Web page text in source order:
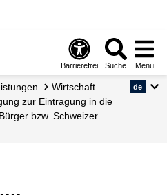
Barrierefrei Suche Menü
Wirtschaft
bzw. Schweizer
de